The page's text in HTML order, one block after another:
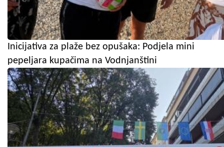
Inicijativa za plaže bez opušaka: Podjela mini
pepeljara kupačima na Vodnjanštini